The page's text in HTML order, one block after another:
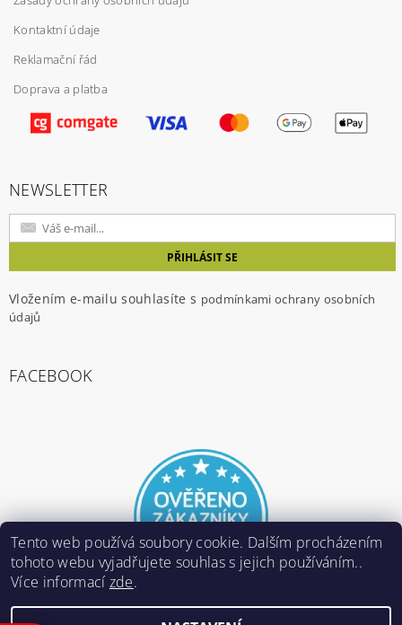
Kontaktní údaje
Reklamační řád
Doprava a platba
NEWSLETTER
Vložením e-mailu souhlasíte s podmínkami ochrany osobních
údajů
FACEBOOK
Tento web používá soubory cookie. Dalším procházením
tohoto webu vyjadřujete souhlas s jejich používáním..
Více informací zde.